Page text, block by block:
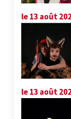
le 13 août
le 13 août